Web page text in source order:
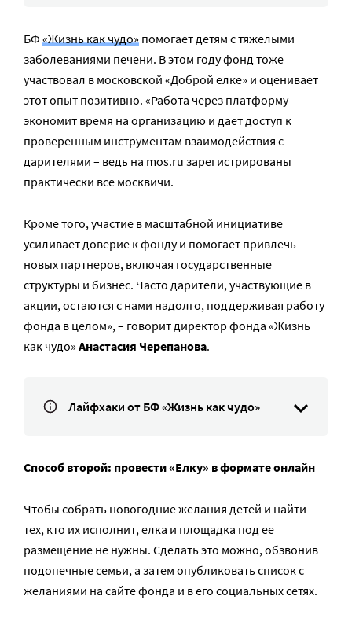
БФ «Жизнь как чудо» помогает детям с тяжелыми
заболеваниями печени. В этом году фонд тоже
участвовал в московской «Доброй елке» и оценивает
этот опыт позитивно. «Работа через платформу
экономит время на организацию и дает доступ к
проверенным инструментам взаимодействия с
дарителями – ведь на mos.ru зарегистрированы
практически все москвичи.
Кроме того, участие в масштабной инициативе
усиливает доверие к фонду и помогает привлечь
новых партнеров, включая государственные
структуры и бизнес. Часто дарители, участвующие в
акции, остаются с нами надолго, поддерживая работу
фонда в целом», – говорит директор фонда «Жизнь
как чудо» Анастасия Черепанова.
Лайфхаки от БФ «Жизнь как чудо»
Способ второй: провести «Елку» в формате онлайн
Чтобы собрать новогодние желания детей и найти
тех, кто их исполнит, елка и площадка под ее
размещение не нужны. Сделать это можно, обзвонив
подопечные семьи, а затем опубликовать список с
желаниями на сайте фонда и в его социальных сетях.